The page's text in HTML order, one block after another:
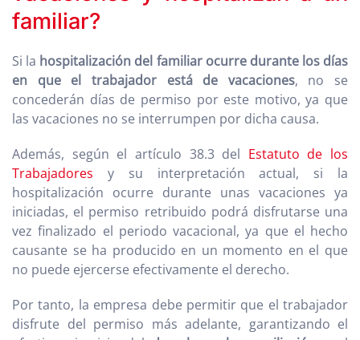
familiar?
Si la hospitalización del familiar ocurre durante los días
en que el trabajador está de vacaciones, no se
concederán días de permiso por este motivo, ya que
las vacaciones no se interrumpen por dicha causa.
Además, según el artículo 38.3 del Estatuto de los
Trabajadores y su interpretación actual, si la
hospitalización ocurre durante unas vacaciones ya
iniciadas, el permiso retribuido podrá disfrutarse una
vez finalizado el periodo vacacional, ya que el hecho
causante se ha producido en un momento en el que
no puede ejercerse efectivamente el derecho.
Por tanto, la empresa debe permitir que el trabajador
disfrute del permiso más adelante, garantizando el